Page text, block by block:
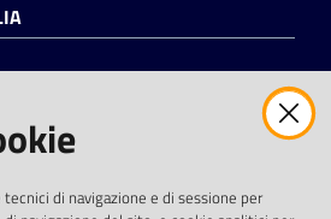
di navigazione e di sessione per